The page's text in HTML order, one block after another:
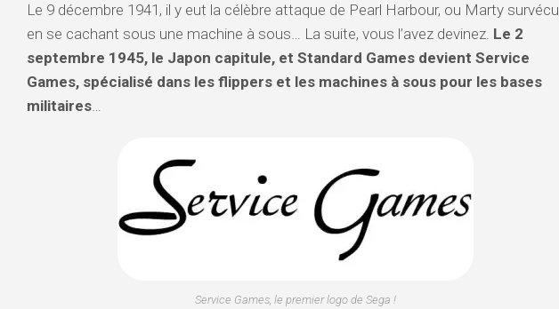
Le 9 décembre 1941, il y eut la célèbre attaque de Pearl Harbour, ou Marty survécu
en se cachant sous une machine à sous… La suite, vous l’avez devinez. Le 2
septembre 1945, le Japon capitule, et Standard Games devient Service
Games, spécialisé dans les flippers et les machines à sous pour les bases
militaires…
Service Games, le premier logo de Sega !